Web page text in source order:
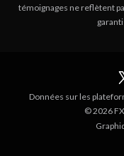
témoignages ne reflètent
Données sur les
© 2026